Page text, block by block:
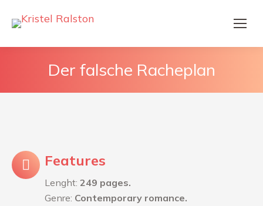
Der falsche Racheplan
Features
Lenght: 249 pages.
Genre: Contemporary romance.